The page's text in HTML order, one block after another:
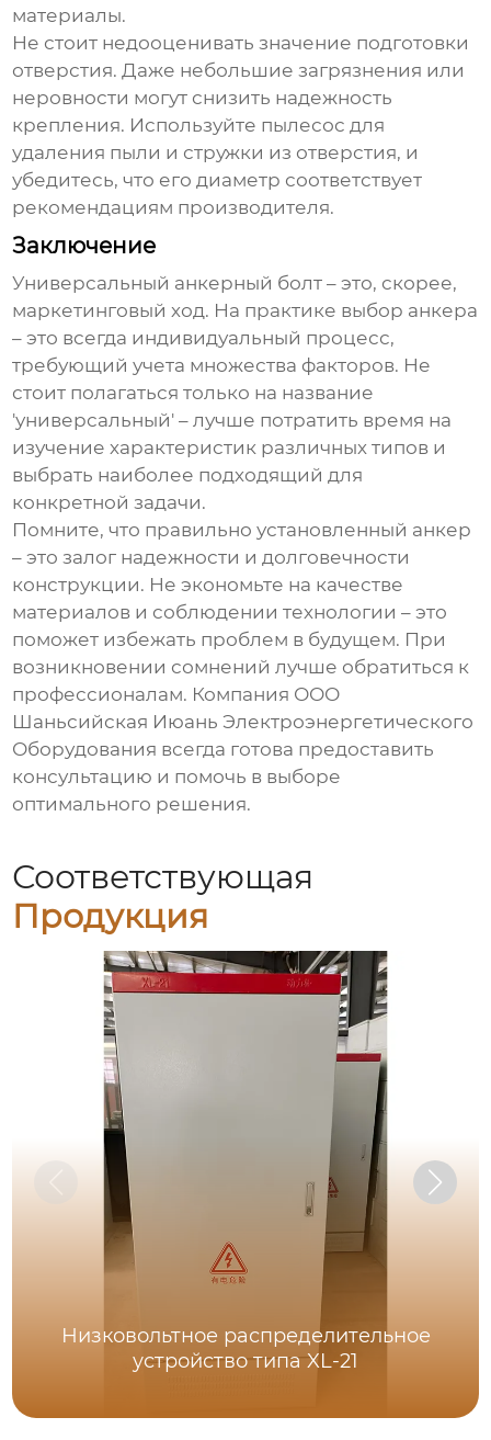
материалы.
Не стоит недооценивать значение подготовки
отверстия. Даже небольшие загрязнения или
неровности могут снизить надежность
крепления. Используйте пылесос для
удаления пыли и стружки из отверстия, и
убедитесь, что его диаметр соответствует
рекомендациям производителя.
Заключение
Универсальный анкерный болт – это, скорее,
маркетинговый ход. На практике выбор анкера
– это всегда индивидуальный процесс,
требующий учета множества факторов. Не
стоит полагаться только на название
'универсальный' – лучше потратить время на
изучение характеристик различных типов и
выбрать наиболее подходящий для
конкретной задачи.
Помните, что правильно установленный анкер
– это залог надежности и долговечности
конструкции. Не экономьте на качестве
материалов и соблюдении технологии – это
поможет избежать проблем в будущем. При
возникновении сомнений лучше обратиться к
профессионалам. Компания ООО
Шаньсийская Июань Электроэнергетического
Оборудования всегда готова предоставить
консультацию и помочь в выборе
оптимального решения.
Соответствующая
Продукция
Низковольтное распределительное
устройство типа XL-21